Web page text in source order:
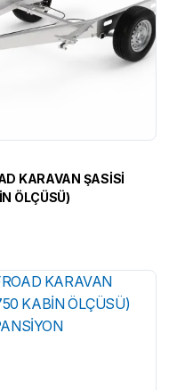
KARAVAN ŞASİSİ
ÖLÇÜSÜ)